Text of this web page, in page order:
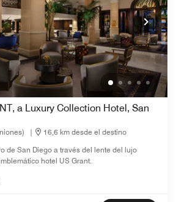
a Luxury Collection Hotel, San
|
16,6 km desde el destino
de San Diego a través del lente del lujo
hotel US Grant.